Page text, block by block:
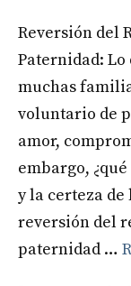
Reversión del
Paternidad: Lo
muchas
voluntario de
amor,
embargo,
y la certeza de
reversión del
paternidad …